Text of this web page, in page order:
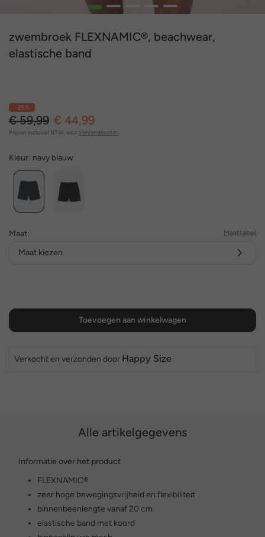
1 2 4 5
zwembroek FLEXNAMIC®, beachwear,
elastische band
- 25%
€ 59,99 € 44,99
Prijzen inclusief BTW, excl. Verzendkosten
Kleur: navy blauw
Maat: Maattabel
Maat kiezen
Toevoegen aan winkelwagen
Verkocht en verzonden door Happy Size
Alle artikelgegevens
Informatie over het product
FLEXNAMIC®
zeer hoge bewegingsvrijheid en flexibiliteit
binnenbeenlengte vanaf 20 cm
elastische band met koord